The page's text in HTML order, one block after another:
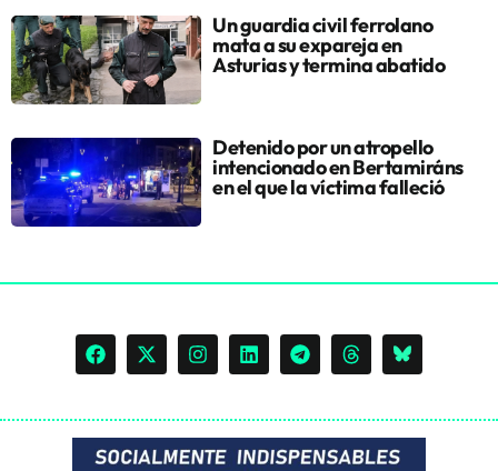
Un guardia civil ferrolano
mata a su expareja en
Asturias y termina abatido
Detenido por un atropello
intencionado en Bertamiráns
en el que la víctima falleció